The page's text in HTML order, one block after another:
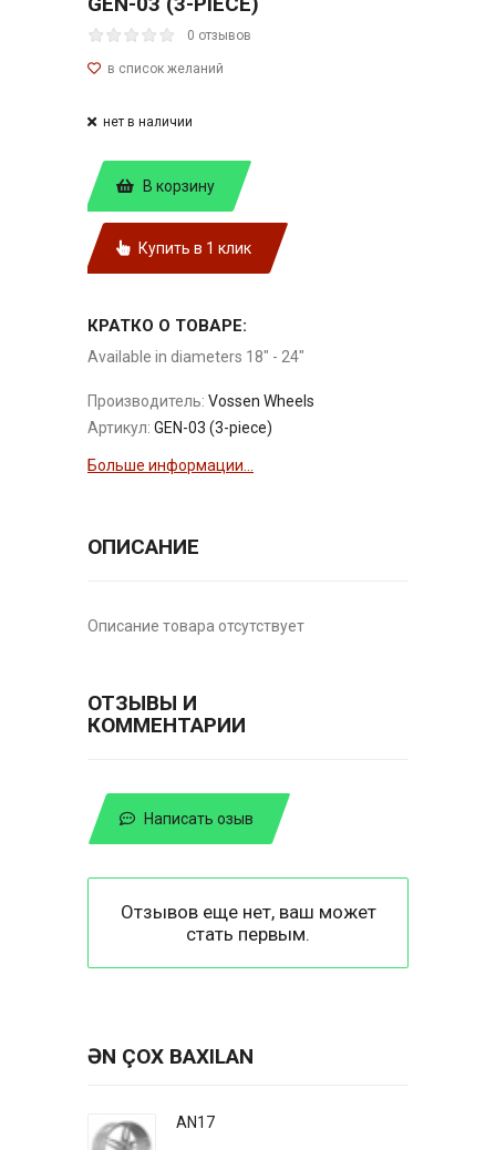
0 отзывов
нет в наличии
В корзину
Купить в 1 клик
КРАТКО О ТОВАРЕ:
Available in diameters 18" - 24"
Производитель: Vossen Wheels
Артикул: GEN-03 (3-piece)
Больше информации...
ОПИСАНИЕ
Описание товара отсутствует
ОТЗЫВЫ И
КОММЕНТАРИИ
Написать озыв
Отзывов еще нет, ваш может
стать первым.
ƏN ÇOX BAXILAN
AN17